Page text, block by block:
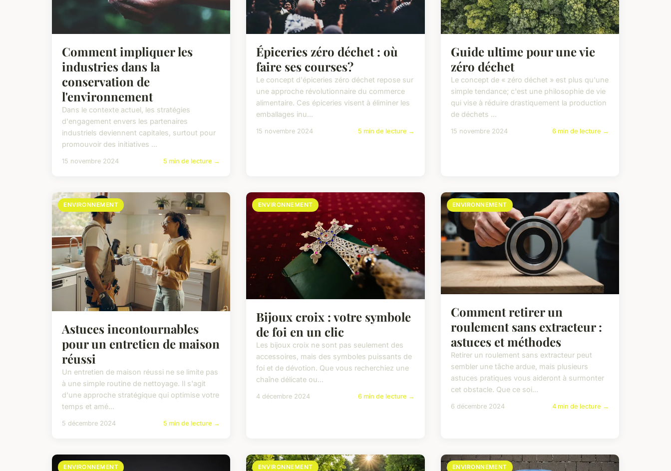
Comment impliquer les
industries dans la
conservation de
l'environnement
Dans le contexte actuel, les stratégies
d'engagement envers les partenaires
industriels deviennent capitales, surtout pour
promouvoir des initiatives ...
15 novembre 2024 5 min de lecture →
Épiceries zéro déchet : où
faire ses courses?
Le concept d'épiceries zéro déchet repose sur
une approche révolutionnaire du commerce
alimentaire. Ces épiceries visent à éliminer les
emballages inu...
15 novembre 2024 5 min de lecture →
Guide ultime pour une vie
zéro déchet
Le concept de « zéro déchet » est plus qu'une
simple tendance; c'est une philosophie de vie
qui vise à réduire drastiquement la production
de déchets ...
15 novembre 2024 6 min de lecture →
ENVIRONNEMENT
Astuces incontournables
pour un entretien de maison
réussi
Un entretien de maison réussi ne se limite pas
à une simple routine de nettoyage. Il s'agit
d'une approche stratégique qui optimise votre
temps et amé...
5 décembre 2024 5 min de lecture →
ENVIRONNEMENT
Bijoux croix : votre symbole
de foi en un clic
Les bijoux croix ne sont pas seulement des
accessoires, mais des symboles puissants de
foi et de dévotion. Que vous recherchiez une
chaîne délicate ou...
4 décembre 2024 6 min de lecture →
ENVIRONNEMENT
Comment retirer un
roulement sans extracteur :
astuces et méthodes
Retirer un roulement sans extracteur peut
sembler une tâche ardue, mais plusieurs
astuces pratiques vous aideront à surmonter
cet obstacle. Que ce soi...
6 décembre 2024 4 min de lecture →
ENVIRONNEMENT ENVIRONNEMENT ENVIRONNEMENT